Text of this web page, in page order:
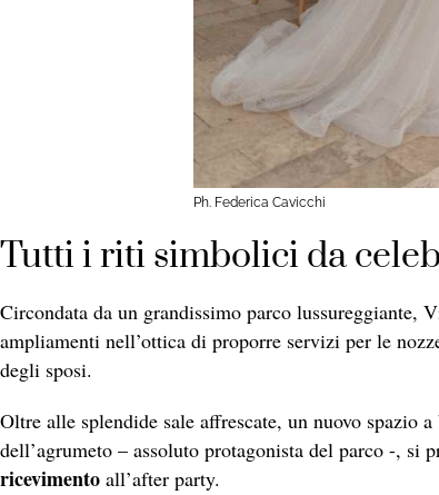
Ph. Federica Cavicchi
Tutti i riti simbolici da
Circondata da un grandissimo parco lussureggiante,
ampliamenti nell’ottica di proporre servizi per le
degli sposi.
Oltre alle splendide sale affrescate, un nuovo spazio
dell’agrumeto – assoluto protagonista del parco -, si
ricevimento all’after party.